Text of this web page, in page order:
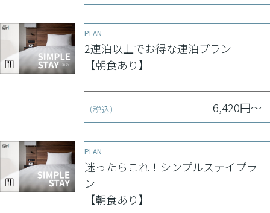
PLAN
2連泊以上でお得な連泊プラン
【朝食あり】
（税込） 6,420円～
PLAN
迷ったらこれ！シンプルステイプラ
ン
【朝食あり】